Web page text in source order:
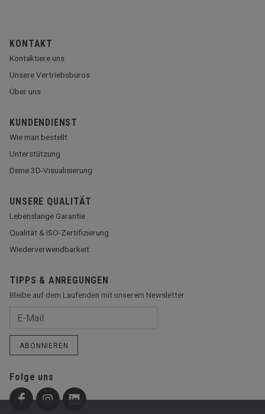
KONTAKT
Kontaktiere uns
Unsere Vertriebsbüros
Über uns
KUNDENDIENST
Wie man bestellt
Unterstützung
Deine 3D-Visualisierung
UNSERE QUALITÄT
Lebenslange Garantie
Qualität & ISO-Zertifizierung
Wiederverwendbarkeit
TIPPS & ANREGUNGEN
Bleibe auf dem Laufenden mit unserem Newsletter
ABONNIEREN
Folge uns